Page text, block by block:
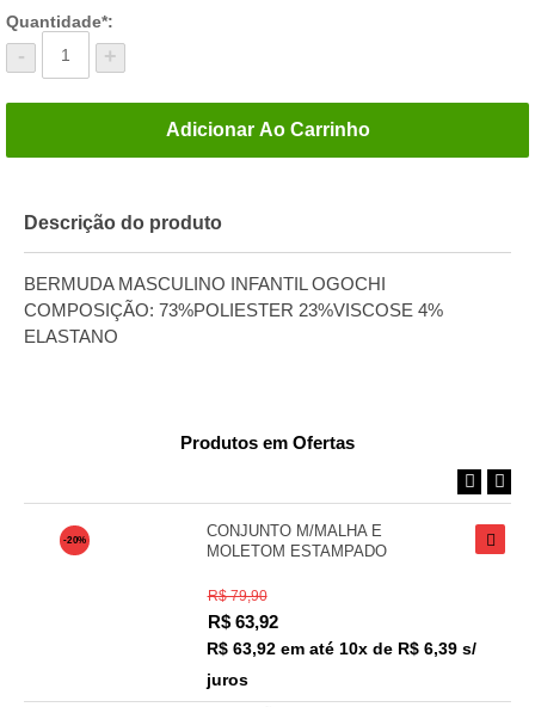
Quantidade*:
- +
Adicionar Ao Carrinho
Descrição do produto
BERMUDA MASCULINO INFANTIL OGOCHI
COMPOSIÇÃO: 73%POLIESTER 23%VISCOSE 4%
ELASTANO
Produtos em Ofertas
-20%
CONJUNTO M/MALHA E
MOLETOM ESTAMPADO
R$ 79,90
R$ 63,92
R$ 63,92 em até 10x de R$ 6,39 s/
juros